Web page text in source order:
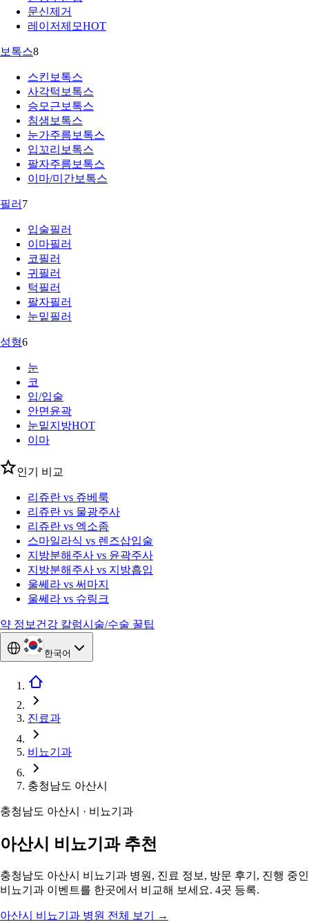
문신제거
레이저제모HOT
보톡스8
스킨보톡스
사각턱보톡스
승모근보톡스
침샘보톡스
눈가주름보톡스
입꼬리보톡스
팔자주름보톡스
이마/미간보톡스
필러 7
입술필러
이마필러
코필러
귀필러
턱필러
팔자필러
눈밑필러
성형6
눈
코
입/입술
안면윤곽
눈밑지방HOT
이마
인기 비교
리쥬란 vs 쥬베룩
리쥬란 vs 물광주사
리쥬란 vs 엑소좀
스마일라식 vs 렌즈삽입술
지방분해주사 vs 윤곽주사
지방분해주사 vs 지방흡입
울쎄라 vs 써마지
울쎄라 vs 슈링크
약 정보 건강 칼럼시술/수술 꿀팁
한국어
진료과
비뇨기과
충청남도 아산시
충청남도 아산시 · 비뇨기과
아산시 비뇨기과 추천
충청남도 아산시 비뇨기과 병원, 진료 정보, 방문 후기, 진행 중인
비뇨기과 이벤트를 한곳에서 비교해 보세요. 4곳 등록.
아산시 비뇨기과 병원 전체 보기
→